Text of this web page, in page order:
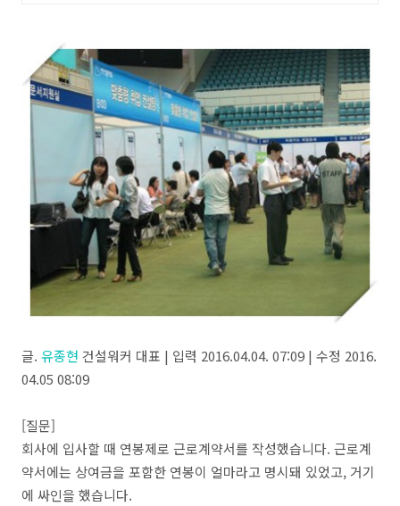
글. 유종현 건설워커 대표 | 입력 2016.04.04. 07:09 | 수정 2016.
04.05 08:09
[질문]
회사에 입사할 때 연봉제로 근로계약서를 작성했습니다. 근로계
약서에는 상여금을 포함한 연봉이 얼마라고 명시돼 있었고, 거기
에 싸인을 했습니다.